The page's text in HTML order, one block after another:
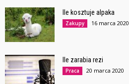
Ile kosztuje alpaka
Zakupy 16 marca 2020
Ile zarabia rezi
Praca 20 marca 2020